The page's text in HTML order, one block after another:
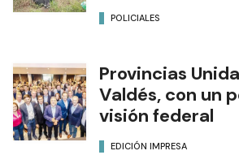
POLICIALES
Provincias
Valdés, con un
visión federal
EDICIÓN IMPRESA